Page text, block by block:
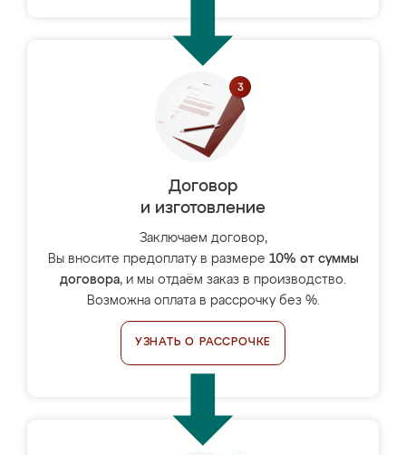
Договор
и изготовление
Заключаем договор,
Вы вносите предоплату в размере 10% от суммы
договора, и мы отдаём заказ в производство.
Возможна оплата в рассрочку без %.
УЗНАТЬ О РАССРОЧКЕ